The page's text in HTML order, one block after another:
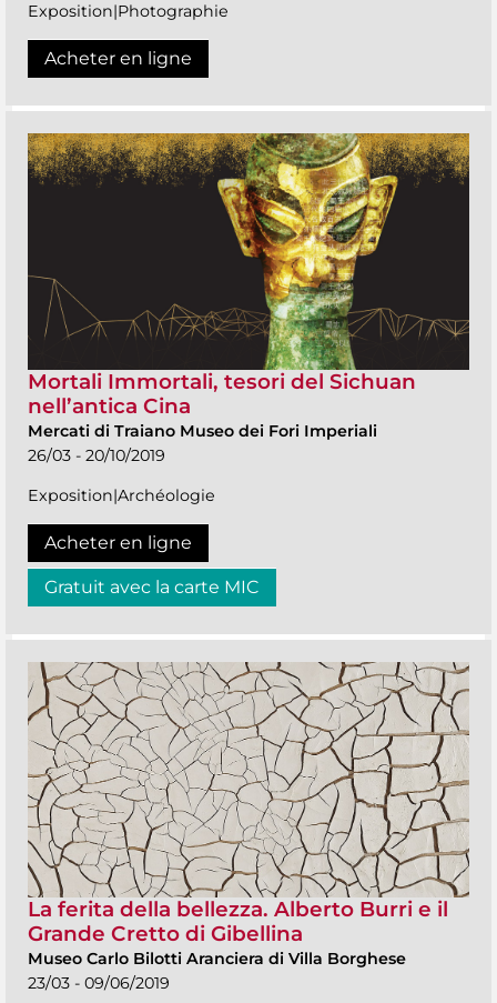
Exposition|Photographie
Acheter en ligne
Mortali Immortali, tesori del Sichuan
nell’antica Cina
Mercati di Traiano Museo dei Fori Imperiali
26/03 - 20/10/2019
Exposition|Archéologie
Acheter en ligne
Gratuit avec la carte MIC
La ferita della bellezza. Alberto Burri e il
Grande Cretto di Gibellina
Museo Carlo Bilotti Aranciera di Villa Borghese
23/03 - 09/06/2019